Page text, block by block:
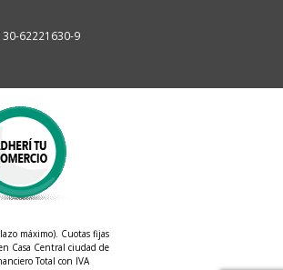
30-62221630-9
máximo). Cuotas fijas
Casa Central ciudad de
Total con IVA